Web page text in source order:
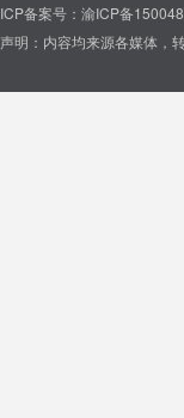
ICP备案号： 渝ICP备
声明：内容均来源各媒体，